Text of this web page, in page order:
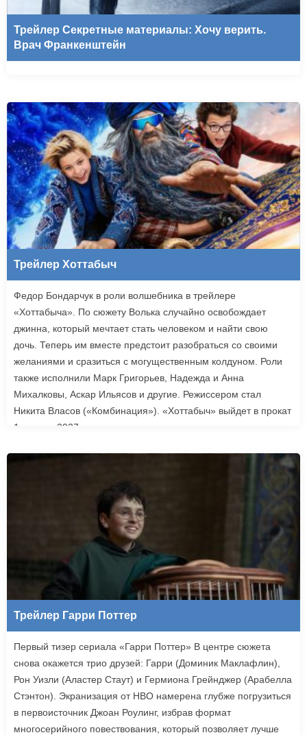
Трейлер Секретные материалы: Хочу верить.
Врач Франкенштейн
Трейлер Хоттабыч
Федор Бондарчук в роли волшебника в трейлере
«Хоттабыча». По сюжету Волька случайно освобождает
джинна, который мечтает стать человеком и найти свою
дочь. Теперь им вместе предстоит разобраться со своими
желаниями и сразиться с могущественным колдуном. Роли
также исполнили Марк Григорьев, Надежда и Анна
Михалковы, Аскар Ильясов и другие. Режиссером стал
Никита Власов («Комбинация»). «Хоттабыч» выйдет в прокат
1 января 2027 года.
Трейлер Гарри Поттер
Первый тизер сериала «Гарри Поттер» В центре сюжета
снова окажется трио друзей: Гарри (Доминик Маклафлин),
Рон Уизли (Аластер Стаут) и Гермиона Грейнджер (Арабелла
Стэнтон). Экранизация от HBO намерена глубже погрузиться
в первоисточник Джоан Роулинг, избрав формат
многосерийного повествования, который позволяет лучше